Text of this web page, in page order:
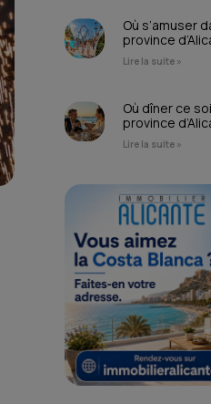
Où s’amuser
province
Lire la suite »
Où dîner ce
province
Lire la suite »